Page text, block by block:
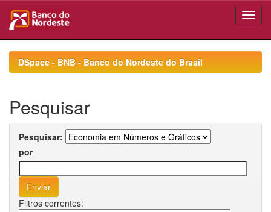
navigationDSpace - BNB - Banco do Nordeste do Brasil
Pesquisar
Pesquisar:
por
Filtros correntes: